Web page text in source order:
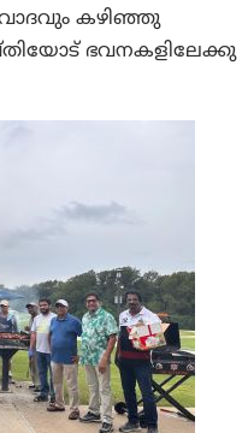
കഴിഞ്ഞു
ഭവനകളിലേക്കു